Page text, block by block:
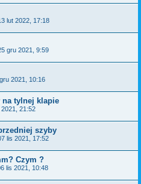
lut 2022, 17:18
gru 2021, 9:59
2021, 10:16
na tylnej klapie
21:52
szyby
lis 2021, 17:52
Czym ?
lis 2021, 10:48